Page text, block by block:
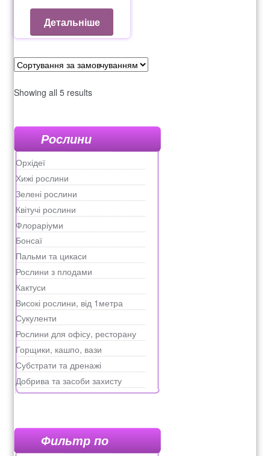
ТОТАЛЬНИЙ РОЗПРОДАЖ
Детальніше
Showing all 5 results
Рослини
Орхідеї
Хижі рослини
Зелені рослини
Квітучі рослини
Флораріуми
Бонсаї
Пальми та цикаси
Рослини з плодами
Кактуси
Високі рослини, від 1метра
Сукуленти
Рослини для офісу, ресторану
Горщики, кашпо, вази
Субстрати та дренажі
Добрива та засоби захисту
Фильтр по